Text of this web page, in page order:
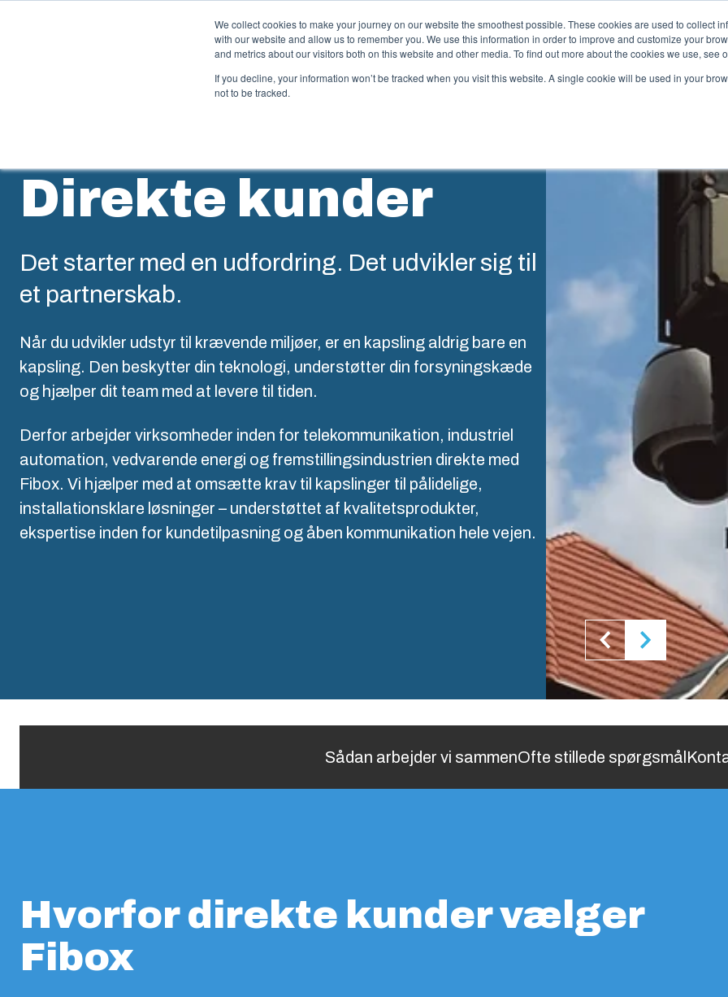
We collect cookies to make your journey on our website the smoothest possible. These cookies are used to collect
with our website and allow us to remember you. We use this information in order to improve and customize your
and metrics about our visitors both on this website and other media. To find out more about the cookies we use, see
If you decline, your information won’t be tracked when you visit this website. A single cookie will be used in your
not to be tracked.
Produktudbud og servicesPartnereRessourcerOm os
Vores udvalg af kapslinger og kabinetter rummer den
rigtige løsning i alle situationer. Robuste og lette at
vedligeholde – med en holdbarhed, du kan regne med.
Produktsøgning
Hvorfor bruger vi polykarbonat?
Fibox tilbyder tilpassede løsninger til kundespecifik
plastikteknik på højeste niveau. Disse services
dækker hele livscyklussen for kundeløsningen – lige fra
uproblematisk levering til din lokation.
Fremstilling af sprøjtestøbeforme
Industrialisering og produktion
Direkte kunder
Det starter med en udfordring. Det udvikler sig til
et partnerskab.
Når du udvikler udstyr til krævende miljøer, er en kapsling aldrig bare en
kapsling. Den beskytter din teknologi, understøtter din forsyningskæde
og hjælper dit team med at levere til tiden.
Derfor arbejder virksomheder inden for telekommunikation, industriel
automation, vedvarende energi og fremstillingsindustrien direkte med
Fibox. Vi hjælper med at omsætte krav til kapslinger til pålidelige,
installationsklare løsninger – understøttet af kvalitetsprodukter,
ekspertise inden for kundetilpasning og åben kommunikation hele vejen.
Sådan arbejder vi sammenOfte stillede spørgsmål
Hvorfor direkte kunder vælger
Fibox